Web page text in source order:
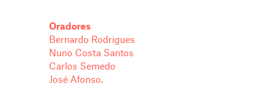
Oradores
Bernardo Rodrigues
Nuno Costa Santos
Carlos Semedo
José Afonso.